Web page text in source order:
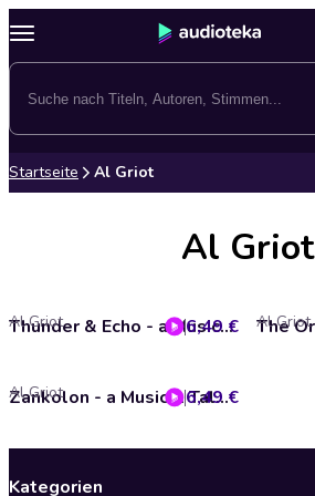
Startseite Al Griot
Al Griot
Thunder & Echo - a Musical Myth from Africa
Al Griot 6,49 € Al Griot
Zankolon - a Musical Tale from Africa
Al Griot 6,49 €
Kategorien